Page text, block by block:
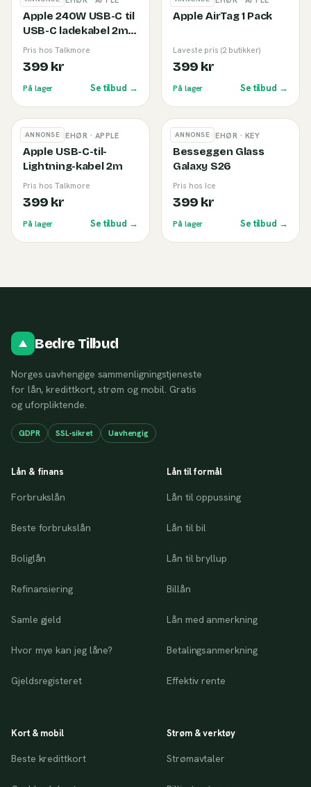
Apple 240W USB-C til
USB-C ladekabel 2m
White
Pris hos Talkmore
399 kr
På lager Se tilbud →
Apple AirTag 1 Pack
Laveste pris (2 butikker)
399 kr
På lager Se tilbud →
ANNONSE
MOBILTILBEHØR · APPLE
Apple USB-C-til-
Lightning-kabel 2m
Pris hos Talkmore
399 kr
På lager Se tilbud →
ANNONSE
MOBILTILBEHØR · KEY
Besseggen Glass
Galaxy S26
Pris hos Ice
399 kr
På lager Se tilbud →
Bedre Tilbud
Norges uavhengige sammenligningstjeneste
for lån, kredittkort, strøm og mobil. Gratis
og uforpliktende.
GDPR SSL-sikret Uavhengig
Lån & finans
Forbrukslån
Beste forbrukslån
Boliglån
Refinansiering
Samle gjeld
Hvor mye kan jeg låne?
Gjeldsregisteret
Lån til formål
Lån til oppussing
Lån til bil
Lån til bryllup
Billån
Lån med anmerkning
Betalingsanmerkning
Effektiv rente
Kort & mobil
Beste kredittkort
Strøm & verktøy
Strømavtaler